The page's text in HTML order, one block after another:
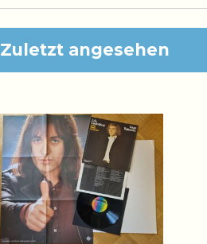
Zuletzt angesehen